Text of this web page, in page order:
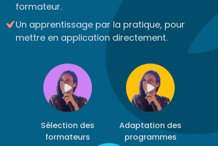
formateur.
Un apprentissage par la pratique, pour
mettre en application directement.
Sélection des
formateurs
Adaptation des
programmes